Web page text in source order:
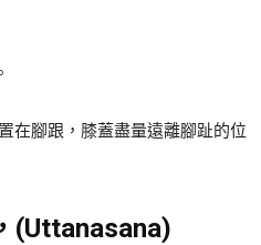
在腳跟，膝蓋盡量遠離腳趾的位
(Uttanasana)